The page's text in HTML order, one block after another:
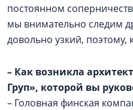
постоянном
мы внимательно следим
довольно узкий, поэтому,
– Как возникла
Груп», которой вы
– Головная финская